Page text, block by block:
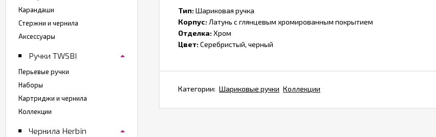
Тип:Шариковая ручка
Корпус:Латунь с глянцевым хромированным покрытием
Отделка:Хром
Цвет:Серебристый, черный
Категории: Шариковые ручки Коллекции
Карандаши
Стержни и чернила
Аксессуары
Ручки TWSBI
Перьевые ручки
Наборы
Картриджи и чернила
Коллекции
Чернила Herbin